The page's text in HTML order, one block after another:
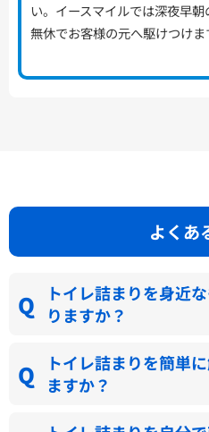
い。イースマイルでは深夜早
無休でお客様の元へ駆けつけま
よくあ
トイレ詰まりを身近
りますか？
トイレ詰まりを簡単
ますか？